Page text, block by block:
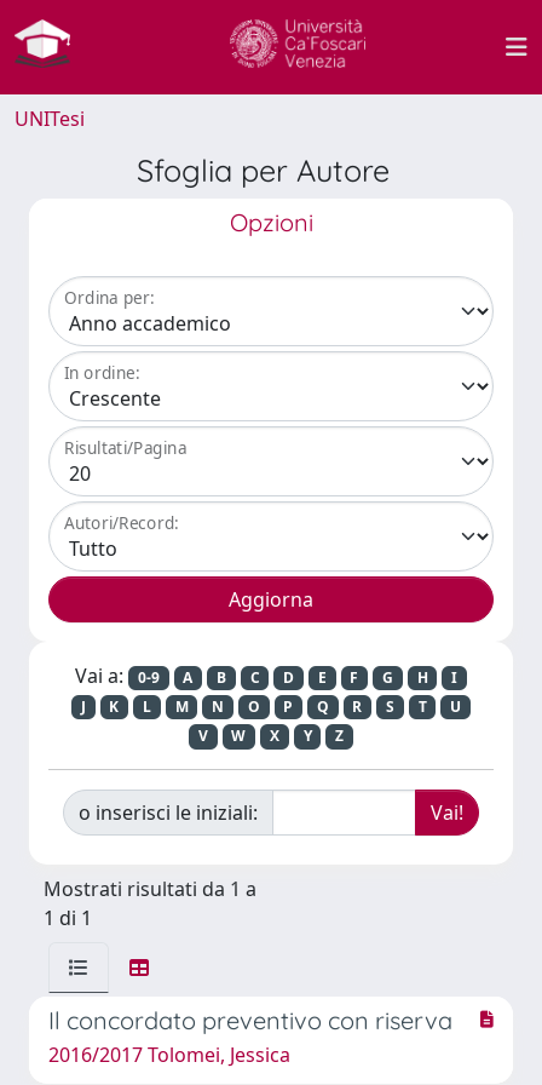
UNITesi
Sfoglia per Autore
Opzioni
Ordina per:
In ordine:
Risultati/Pagina
Autori/Record:
Vai a: 0-9 A B C D E F G H
I
J
K L M N O P Q R S T
U
V
W X Y Z
o inserisci le iniziali:
Mostrati risultati da 1 a
1 di 1
Il concordato preventivo con riserva
2016/2017 Tolomei, Jessica